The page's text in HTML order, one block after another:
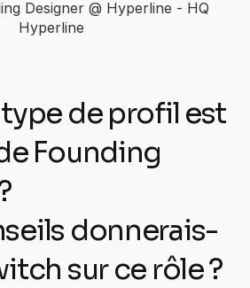
Designer @ Hyperline - HQ
Hyperline
de profil est
Founding
donnerais-
sur ce rôle ?